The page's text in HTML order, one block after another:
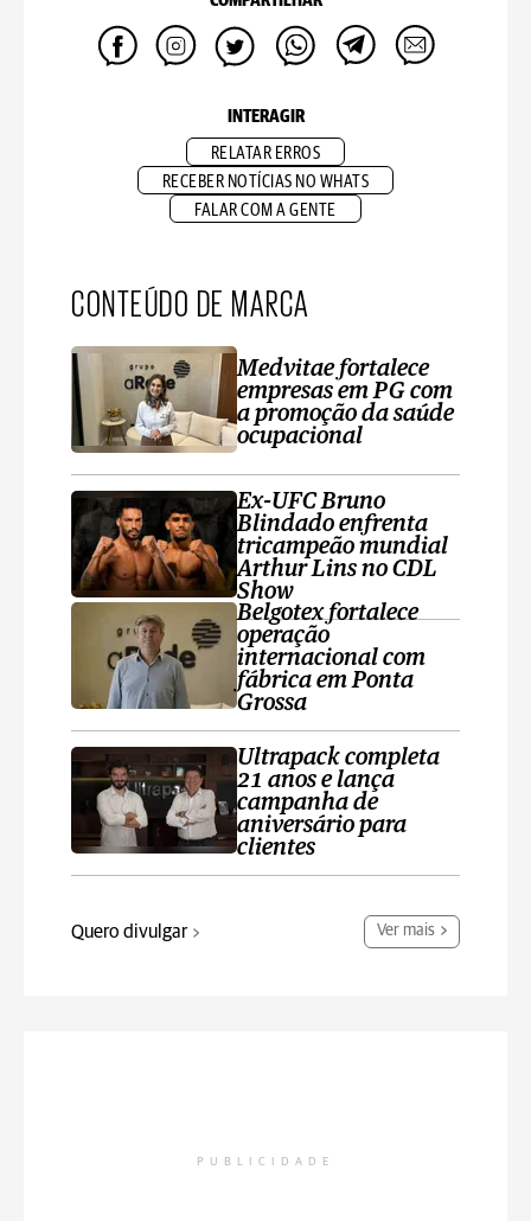
INTERAGIR
RELATAR ERROS
RECEBER NOTÍCIAS NO WHATS
FALAR COM A GENTE
CONTEÚDO DE MARCA
Medvitae fortalece
empresas em PG com
a promoção da saúde
ocupacional
Ex-UFC Bruno
Blindado enfrenta
tricampeão mundial
Arthur Lins no CDL
Show
Belgotex fortalece
operação
internacional com
fábrica em Ponta
Grossa
Ultrapack completa
21 anos e lança
campanha de
aniversário para
clientes
Quero divulgar Ver mais
PUBLICIDADE